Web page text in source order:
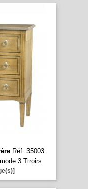
Réf. 35003
3 Tiroirs